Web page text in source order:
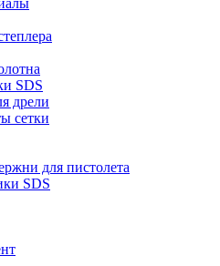
SDS
дрели
сетки
для пистолета
SDS